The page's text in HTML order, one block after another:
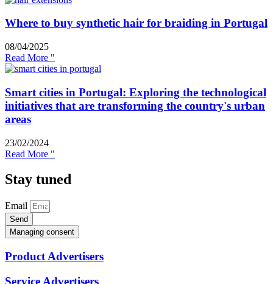
Where to buy synthetic hair for braiding in Portugal
08/04/2025
Read More "
Smart cities in Portugal: Exploring the technological
initiatives that are transforming the country's urban
areas
23/02/2024
Read More "
Stay tuned
Email
Send
Managing consent
Product Advertisers
Service Advertisers